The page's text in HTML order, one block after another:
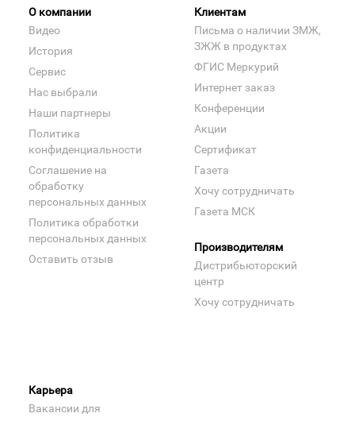
О компании
Видео
История
Сервис
Нас выбрали
Наши партнеры
Политика
конфиденциальности
Соглашение на
обработку
персональных данных
Политика обработки
персональных данных
Оставить отзыв
Клиентам
Письма о наличии ЗМЖ,
ЗЖЖ в продуктах
ФГИС Меркурий
Интернет заказ
Конференции
Акции
Сертификат
Газета
Хочу сотрудничать
Газета МСК
Производителям
Дистрибьюторский
центр
Хочу сотрудничать
Карьера
Вакансии для